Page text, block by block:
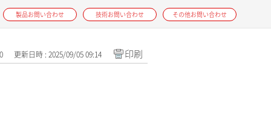
製品お問い合わせ 技術お問い合わせ その他お問い合わせ
更新日時 : 2025/09/05 09:14 印刷